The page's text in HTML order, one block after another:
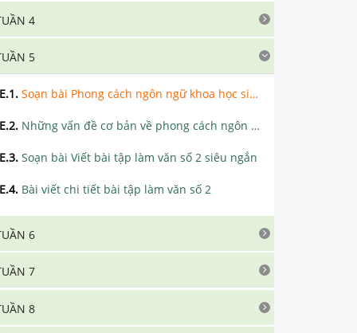
4
5
E.1. Soạn bài Phong cách ngôn ngữ khoa học siêu ngắn
E.2. Những vấn đề cơ bản về phong cách ngôn ngữ khoa học
E.3. Soạn bài Viết bài tập làm văn số 2 siêu ngắn
E.4. Bài viết chi tiết bài tập làm văn số 2
6
7
8